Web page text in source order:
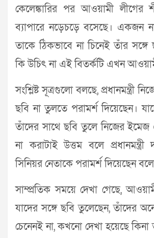
কেলেঙ্কারির পর আওয়ামী লীগের
ব্যাপারে নড়েচড়ে বসেছে। একজন
তাকে ঠিকভাবে না চিনেই তাঁর
কি উচিৎ না এই বিতর্কটি এখন
সংশ্লিষ্ট সূত্রগুলো বলছে, প্রধানমন্ত্রী
ছবি না তুলতে পরামর্শ দিয়েছেন।
তাঁদের সাথে ছবি তুলে নিজের ইমেজ
না করাটাই উত্তম বলে
সিনিয়র নেতাকে পরামর্শ দিয়েছেন
সাম্প্রতিক সময়ে দেখা গেছে,
যাদের সঙ্গে ছবি তুলেছেন, তাঁদের
চেনেনই না, কখনো দেখা হয়েছে কিনা